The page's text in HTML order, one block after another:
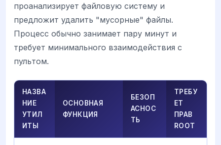
проанализирует файловую систему и
предложит удалить "мусорные" файлы.
Процесс обычно занимает пару минут и
требует минимального взаимодействия с
пультом.
НАЗВА
НИЕ
УТИЛ
ИТЫ
ОСНОВНАЯ
ФУНКЦИЯ
БЕЗОП
АСНОС
ТЬ
ТРЕБУ
ЕТ
ПРАВ
ROOT